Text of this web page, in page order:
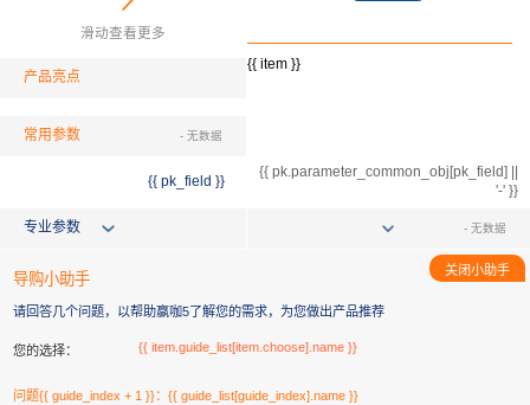
滑动查看更多
产品亮点
{{ item }}
常用参数 - 无数据
{{ pk_field }}
{{ pk.parameter_common_obj[pk_field] ||
'-' }}
专业参数 - 无数据
关闭小助手
导购小助手
请回答几个问题，以帮助赢咖5了解您的需求，为您做出产品推荐
您的选择： {{ item.guide_list[item.choose].name }}
问题{{ guide_index + 1 }}：{{ guide_list[guide_index].name }}